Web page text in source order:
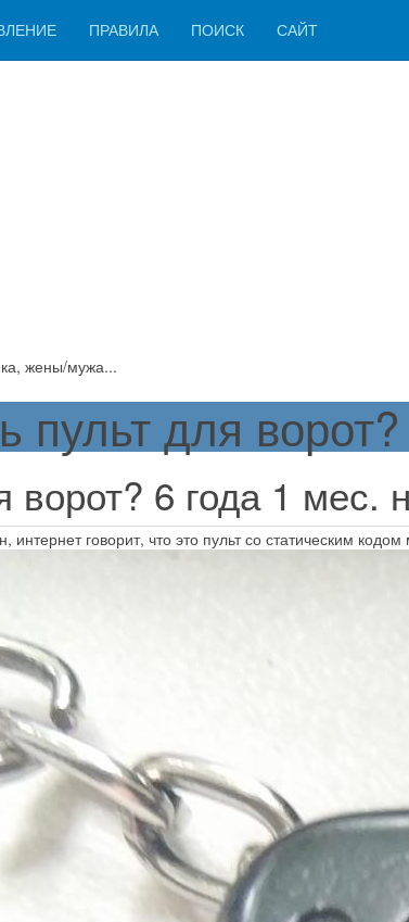
ПРАВИЛА ПОИСК САЙТ
жены/мужа...
пульт для ворот?
ворот? 6 года 1 мес.
интернет говорит, что это пульт со статическим